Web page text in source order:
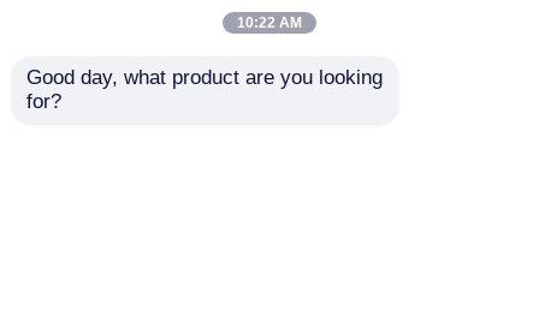
Met lage snelheid 6V
12V 24V van het
10:22 AM
Good day, what product are you looking
for?